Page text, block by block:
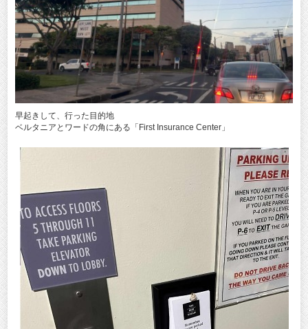
早起きして、行った目的地
ベルタニアとワードの角にある「First Insurance Center」